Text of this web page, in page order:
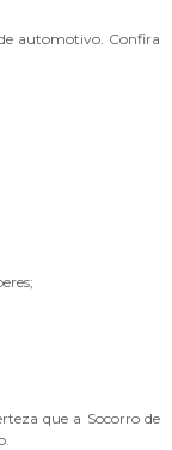
automotivo. Confira
que a Socorro de